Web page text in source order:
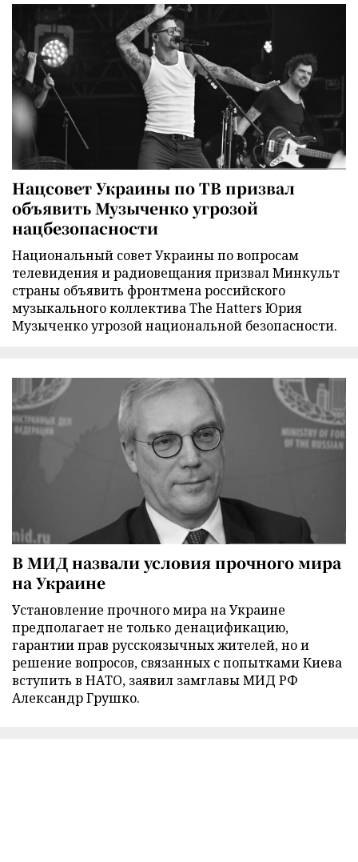
Нацсовет Украины по ТВ призвал
объявить Музыченко угрозой
нацбезопасности
Национальный совет Украины по вопросам
телевидения и радиовещания призвал Минкульт
страны объявить фронтмена российского
музыкального коллектива The Hatters Юрия
Музыченко угрозой национальной безопасности.
В МИД назвали условия прочного мира
на Украине
Установление прочного мира на Украине
предполагает не только денацификацию,
гарантии прав русскоязычных жителей, но и
решение вопросов, связанных с попытками Киева
вступить в НАТО, заявил замглавы МИД РФ
Александр Грушко.